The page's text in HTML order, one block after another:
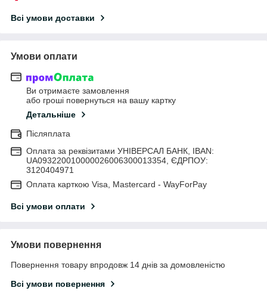
Всі умови доставки
Умови оплати
Ви отримаєте замовлення
або гроші повернуться на вашу картку
Детальніше
Післяплата
Оплата за реквізитами УНІВЕРСАЛ БАНК, IBAN:
UA093220010000026006300013354, ЄДРПОУ:
3120404971
Оплата карткою Visa, Mastercard - WayForPay
Всі умови оплати
Умови повернення
Повернення товару впродовж 14 днів за домовленістю
Всі умови повернення